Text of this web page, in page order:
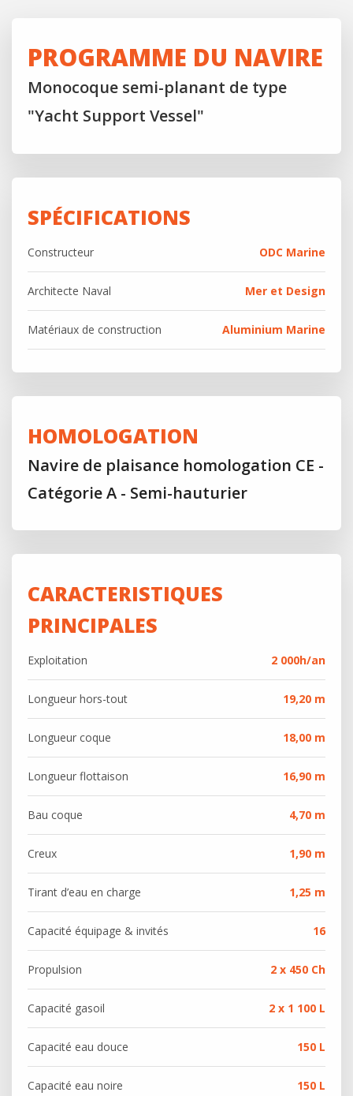
PROGRAMME DU NAVIRE
Monocoque semi-planant de type
"Yacht Support Vessel"
SPÉCIFICATIONS
Constructeur ODC Marine
Architecte Naval Mer et Design
Matériaux de construction Aluminium Marine
HOMOLOGATION
Navire de plaisance homologation CE -
Catégorie A - Semi-hauturier
CARACTERISTIQUES
PRINCIPALES
Exploitation 2 000h/an
Longueur hors-tout 19,20 m
Longueur coque 18,00 m
Longueur flottaison 16,90 m
Bau coque 4,70 m
Creux 1,90 m
Tirant d’eau en charge 1,25 m
Capacité équipage & invités 16
Propulsion 2 x 450 Ch
Capacité gasoil 2 x 1 100 L
Capacité eau douce 150 L
Capacité eau noire 150 L